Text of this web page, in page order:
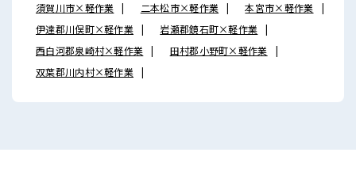
須賀川市×軽作業
二本松市×軽作業
本宮市×軽作業
伊達郡川俣町×軽作業
岩瀬郡鏡石町×軽作業
西白河郡泉崎村×軽作業
田村郡小野町×軽作業
双葉郡川内村×軽作業